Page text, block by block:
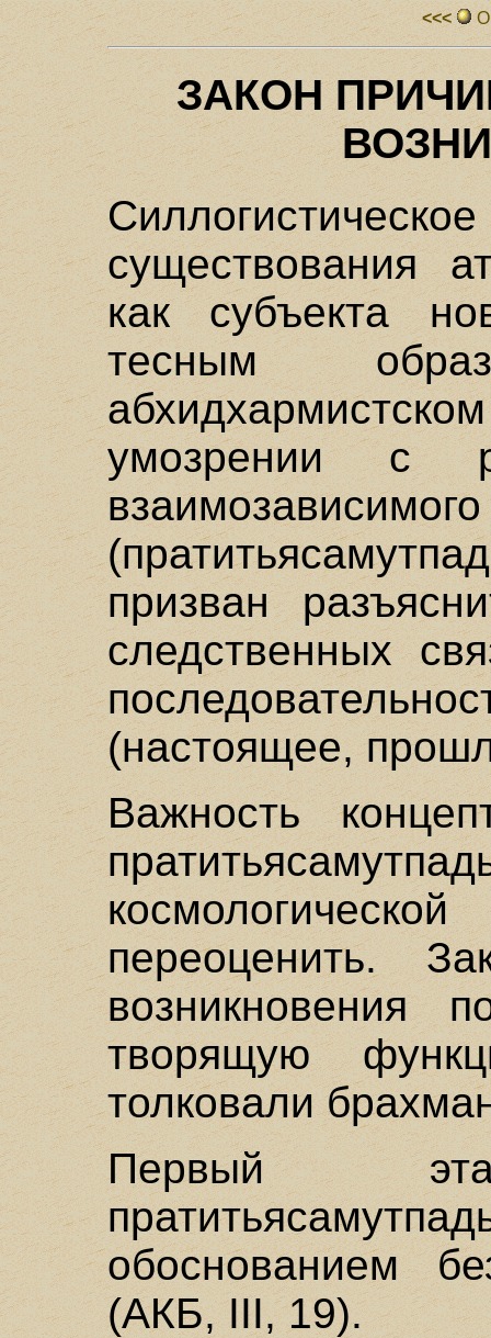
<<<
ЗАКОН
существования
как субъекта
тесным
умозрении с
призван
следственных
(настоящее,
Важность
переоценить.
возникновения
творящую
толковали
Первый
обоснованием
(АКБ, III, 19).